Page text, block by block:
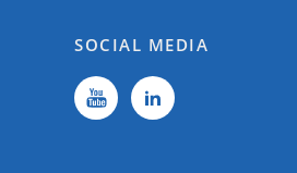
SOCIAL MEDIA